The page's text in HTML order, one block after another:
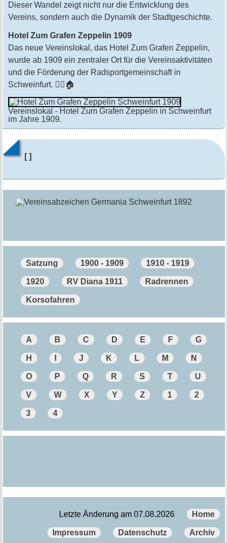
Dieser Wandel zeigt nicht nur die Entwicklung des
Vereins, sondern auch die Dynamik der Stadtgeschichte.
Hotel Zum Grafen Zeppelin 1909
Das neue Vereinslokal, das Hotel Zum Grafen Zeppelin,
wurde ab 1909 ein zentraler Ort für die Vereinsaktivitäten
und die Förderung der Radsportgemeinschaft in
Schweinfurt. 🚴‍♀️🏠
Vereinslokal - Hotel Zum Grafen Zeppelin in Schweinfurt
im Jahre 1909.
[ ]
Satzung 1900 - 1909 1910 - 1919
1920 RV Diana 1911 Radrennen
Korsofahren
A B C D E F G
H J K L M N
O P Q R S T U
V W X Y Z 1 2
3 4
Letzte Änderung am 07.08.2026 Home
Impressum Datenschutz Archiv